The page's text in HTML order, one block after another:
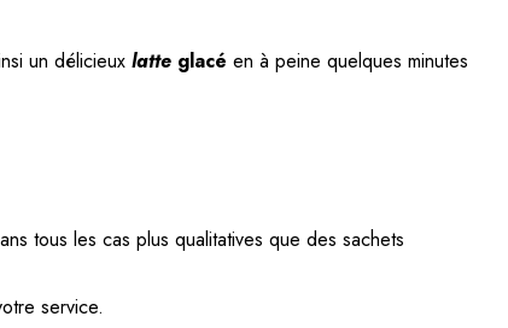
un délicieux latte glacé en à peine quelques minutes
tous les cas plus qualitatives que des sachets
service.